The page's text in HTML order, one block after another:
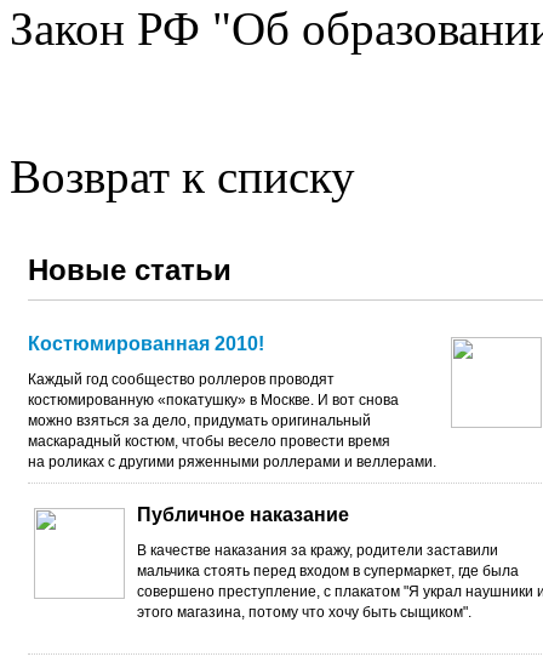
Закон РФ "Об
Возврат к списку
Новые статьи
Костюмированная 2010!
Каждый год сообщество роллеров проводят
костюмированную «покатушку» в Москве. И вот снова
можно взяться за дело, придумать оригинальный
маскарадный костюм, чтобы весело провести время
на роликах с другими ряженными роллерами и веллерами.
Публичное наказание
В качестве наказания за кражу, родители заставили
мальчика стоять перед входом в супермаркет, где была
совершено преступление, с плакатом "Я украл наушники
этого магазина, потому что хочу быть сыщиком".